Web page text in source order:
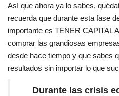
Así que ahora ya lo sabes,
recuerda que durante esta fase
importante es TENER CAPITAL
comprar las grandiosas
desde hace tiempo y que sabes
resultados sin importar lo que
Durante las crisis